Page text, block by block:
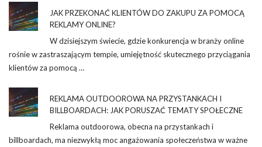
JAK PRZEKONAĆ KLIENTÓW DO ZAKUPU ZA POMOCĄ
REKLAMY ONLINE?
W dzisiejszym świecie, gdzie konkurencja w branży online
rośnie w zastraszającym tempie, umiejętność skutecznego przyciągania
klientów za pomocą …
REKLAMA OUTDOOROWA NA PRZYSTANKACH I
BILLBOARDACH: JAK PORUSZAĆ TEMATY SPOŁECZNE
Reklama outdoorowa, obecna na przystankach i
billboardach, ma niezwykłą moc angażowania społeczeństwa w ważne